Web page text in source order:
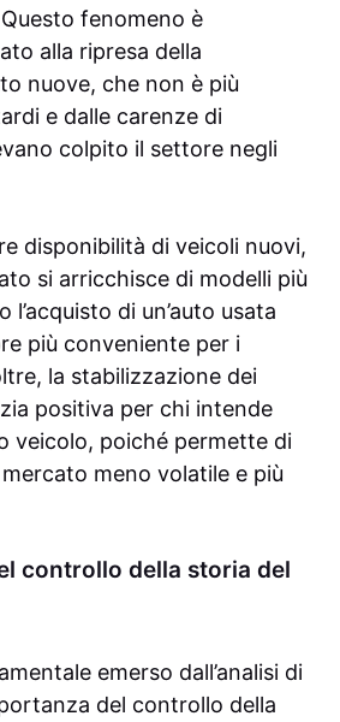
fenomeno è
alla ripresa della
nuove, che non è più
e dalle carenze di
colpito il settore negli
disponibilità di veicoli nuovi,
si arricchisce di modelli più
l’acquisto di un’auto usata
più conveniente per i
la stabilizzazione dei
positiva per chi intende
veicolo, poiché permette di
meno volatile e più
controllo della storia del
emerso dall’analisi di
del controllo della